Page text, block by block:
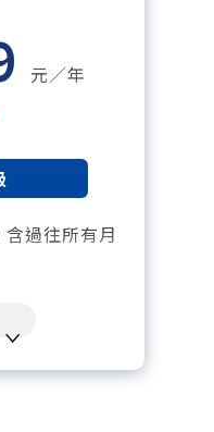
知識包。
、金融、
元／年
過往所有月
、金融、科